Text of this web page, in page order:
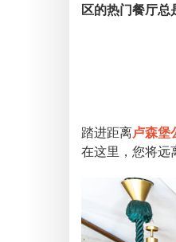
区的热门餐厅总
踏进距离卢森堡
在这里，您将远